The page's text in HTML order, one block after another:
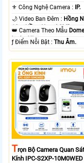
⚜️ Công Nghệ Camera :
IP.
🌙 Video Ban Đêm : Hồng
10m Hồng Ngoại SMD.
👑 Camera Theo Mẫu
loại + Nhựa.
️ƒ Điểm Nỗi Bật :Thu Âm.
TRọn Bộ Camera Quan
Kính IPC-S2XP-10M0WED